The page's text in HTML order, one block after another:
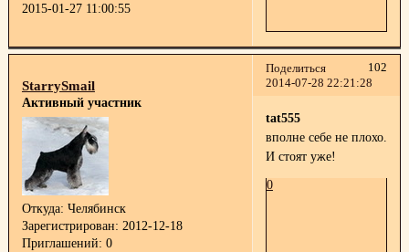
2015-01-27 11:00:55
Поделиться
102
2014-07-28 22:21:28
StarrySmail
Активный участник
Откуда: Челябинск
Зарегистрирован: 2012-12-18
Приглашений: 0
tat555
вполне себе не плохо.
И стоят уже!
0